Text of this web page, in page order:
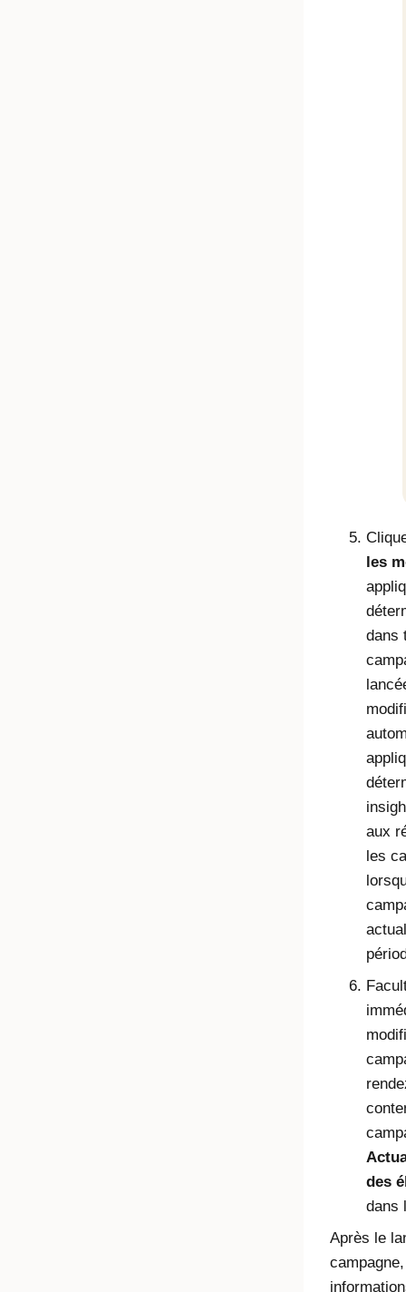
les
dans
aux
les
des
dans
Après le